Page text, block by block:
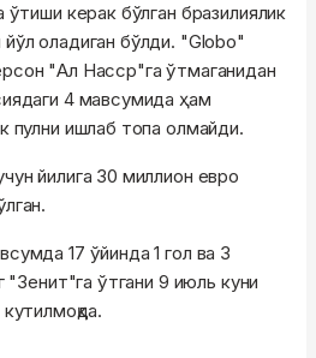
керак бўлган бразилиялик
оладиган бўлди. "Globo"
"Ал Насср"га ўтмаганидан
4 мавсумида ҳам
пулни ишлаб топа олмайди.
йилига 30 миллион евро
17 ўйинда 1 гол ва 3
"Зенит"га ўтгани 9 июль куни